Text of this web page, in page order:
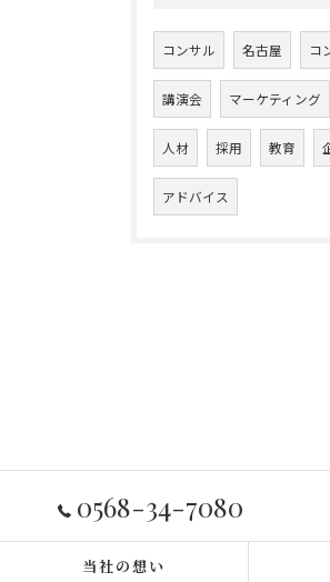
コンサル 名古屋 コ
講演会 マーケティング
人材 採用 教育
アドバイス
0568-34-7080
当社の想い